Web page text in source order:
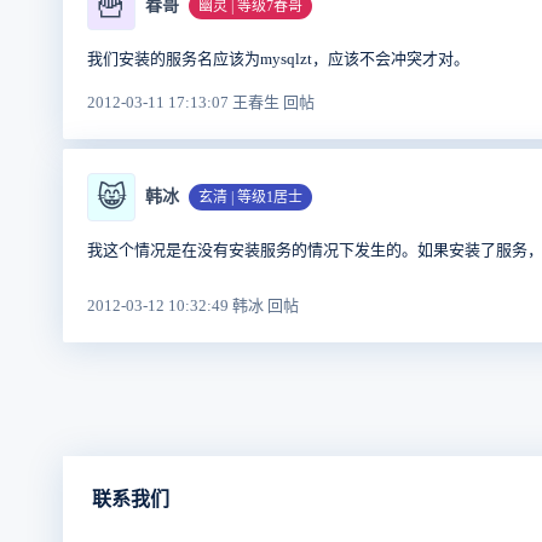
春哥 幽灵 | 等级7春哥
我们安装的服务名应该为mysqlzt，应该不会冲突才对。
2012-03-11 17:13:07 王春生 回帖
😸 韩冰 玄清 | 等级1居士
我这个情况是在没有安装服务的情况下发生的。如果安装了服务
2012-03-12 10:32:49 韩冰 回帖
联系我们